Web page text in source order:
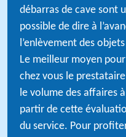
débarras de cave sont
possible de dire à
l’enlèvement des
Le meilleur moyen
chez vous le
le volume des affaires
partir de cette
du service. Pour